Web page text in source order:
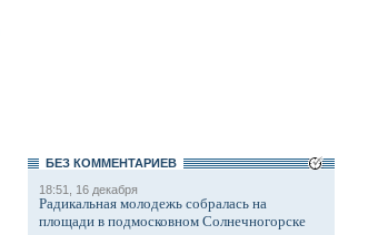
БЕЗ КОМMЕНТАРИЕВ
18:51, 16 декабря
Радикальная молодежь собралась на
площади в подмосковном Солнечногорске